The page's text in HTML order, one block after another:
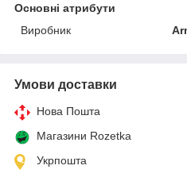
Основні атрибути
Виробник
Умови доставки
Нова Пошта
Магазини Rozetka
Укрпошта